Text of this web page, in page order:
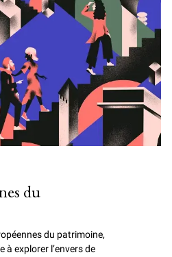
du
du patrimoine,
à explorer l’envers de